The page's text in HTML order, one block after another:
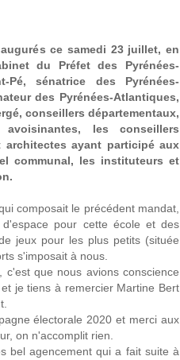
ce samedi 23 juillet, en
du Préfet des Pyrénées-
Pé, sénatrice des Pyrénées-
des Pyrénées-Atlantiques,
conseillers départementaux,
les conseillers
ayant participé aux
communal, les instituteurs et
composait le précédent mandat,
pour cette école et des
jeux pour les plus petits (située
s'imposait à nous.
c'est que nous avions conscience
je tiens à remercier Martine Bert
électorale 2020 et merci aux
on n'accomplit rien.
bel agencement qui a fait suite à